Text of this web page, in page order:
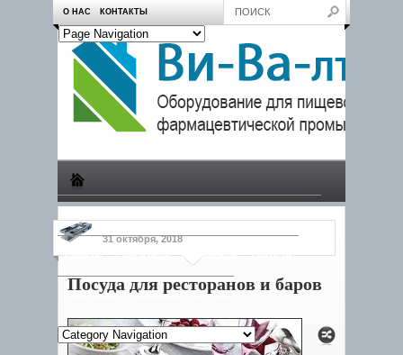
О НАС КОНТАКТЫ
Камеры Смесители Конвейеры Емкости
Продукция Дозаторы Другое
31 октября, 2018
Посуда для ресторанов и баров